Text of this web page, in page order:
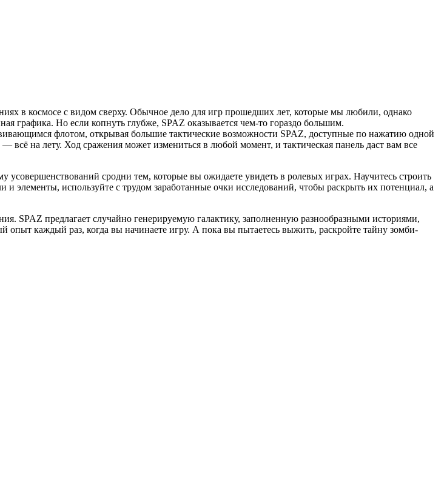
в космосе с видом сверху. Обычное дело для игр прошедших лет, которые мы любили, однако
графика. Но если копнуть глубже, SPAZ оказывается чем-то гораздо большим.
флотом, открывая большие тактические возможности SPAZ, доступные по нажатию одной
всё на лету. Ход сражения может измениться в любой момент, и тактическая панель даст вам все
сродни тем, которые вы ожидаете увидеть в ролевых играх. Научитесь строить
элементы, используйте с трудом заработанные очки исследований, чтобы раскрыть их потенциал, а
SPAZ предлагает случайно генерируемую галактику, заполненную разнообразными историями,
каждый раз, когда вы начинаете игру. А пока вы пытаетесь выжить, раскройте тайну зомби-